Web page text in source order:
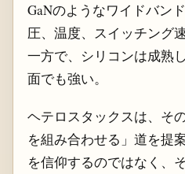
GaNのようなワイドバン
圧、温度、スイッチング
一方で、シリコンは成熟
面でも強い。
ヘテロスタックスは、そ
を組み合わせる」道を提
を信仰するのではなく、